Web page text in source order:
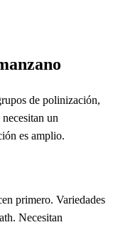
de polinización,
un
es amplio.
primero. Variedades
Necesitan